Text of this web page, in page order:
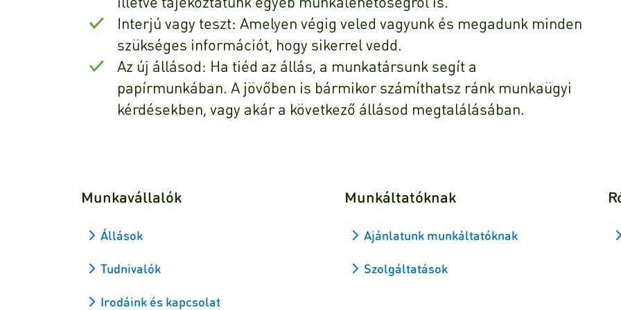
Interjú vagy teszt: Amelyen végig veled vagyunk és megadunk minden
szükséges információt, hogy sikerrel vedd.
Az új állásod: Ha tiéd az állás, a munkatársunk segít a
papírmunkában. A jövőben is bármikor számíthatsz ránk munkaügyi
kérdésekben, vagy akár a következő állásod megtalálásában.
Munkavállalók
Állások
Tudnivalók
Irodáink és kapcsolat
Munkáltatóknak
Ajánlatunk munkáltatóknak
Szolgáltatások